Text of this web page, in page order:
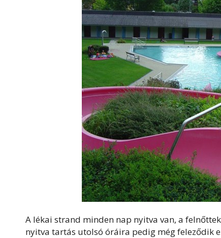
A lékai strand minden nap nyitva van, a
nyitva tartás utolsó óráira pedig még feleződik